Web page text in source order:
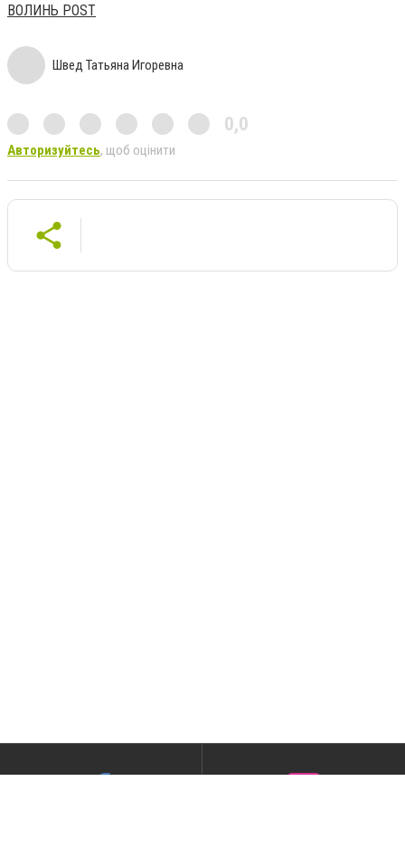
ВОЛИНЬ POST
Швед Татьяна Игоревна
0,0
Авторизуйтесь, щоб оцінити